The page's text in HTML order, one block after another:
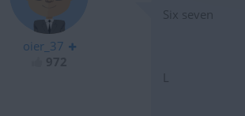
oier_37
Six seven
L